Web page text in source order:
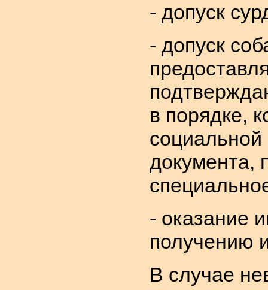
- допуск
- допуск
в порядке,
документа,
- оказание
получению
В случае